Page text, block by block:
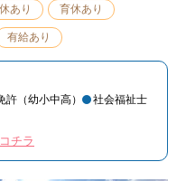
あり 育休あり
有給あり
許（幼小中高）
社会福祉士
チラ